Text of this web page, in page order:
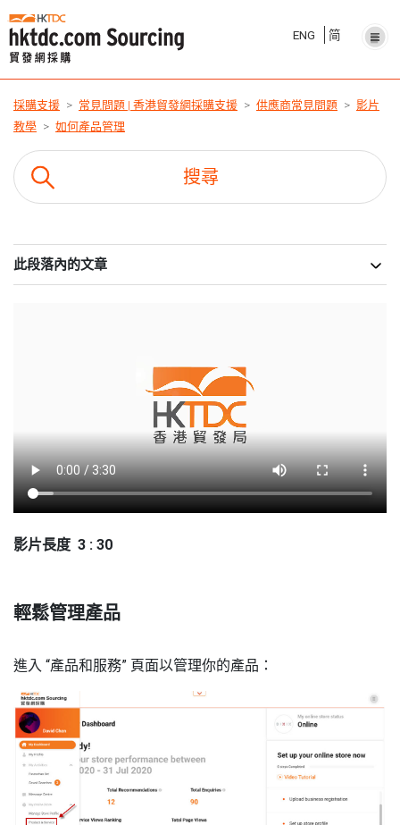
ENG 简
採購支援 常見問題 | 香港貿發網採購支援 供應商常見問題
影片
教學
如何產品管理
此段落內的文章
影片長度 3 : 30
輕鬆管理產品
進入 “產品和服務” 頁面以管理你的產品：